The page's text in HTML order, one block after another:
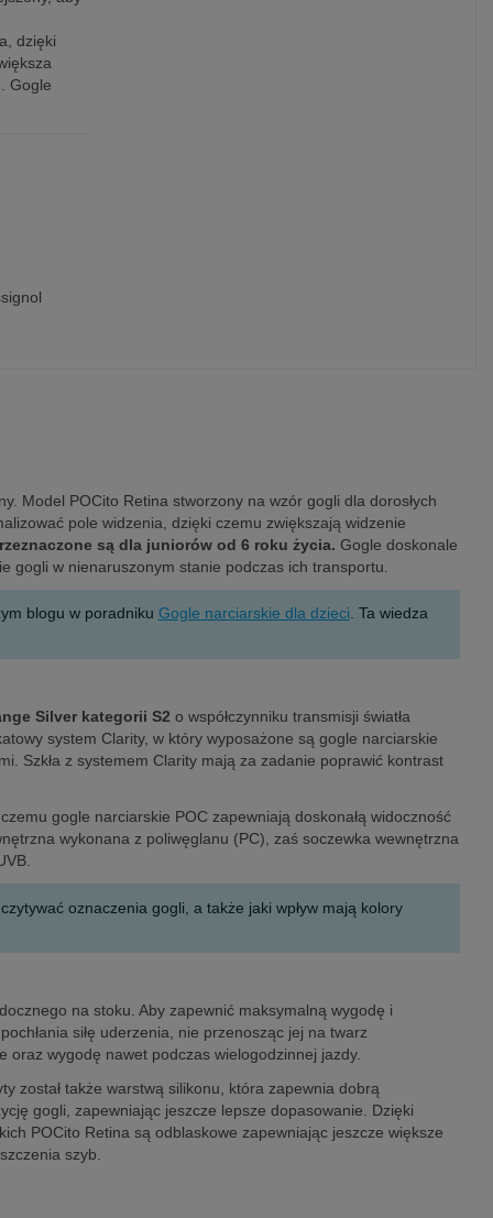
dzięki
Gogle
Model POCito Retina stworzony na wzór gogli dla dorosłych
pole widzenia, dzięki czemu zwiększają widzenie
są dla juniorów od 6 roku życia. Gogle doskonale
gogli w nienaruszonym stanie podczas ich transportu.
blogu w poradniku Gogle narciarskie dla dzieci. Ta wiedza
Silver kategorii S2 o współczynniku transmisji światła
system Clarity, w który wyposażone są gogle narciarskie
Szkła z systemem Clarity mają za zadanie poprawić kontrast
gogle narciarskie POC zapewniają doskonałą widoczność
wykonana z poliwęglanu (PC), zaś soczewka wewnętrzna
oznaczenia gogli, a także jaki wpływ mają kolory
na stoku. Aby zapewnić maksymalną wygodę i
siłę uderzenia, nie przenosząc jej na twarz
wygodę nawet podczas wielogodzinnej jazdy.
został także warstwą silikonu, która zapewnia dobrą
gogli, zapewniając jeszcze lepsze dopasowanie. Dzięki
POCito Retina są odblaskowe zapewniając jeszcze większe
szyb.